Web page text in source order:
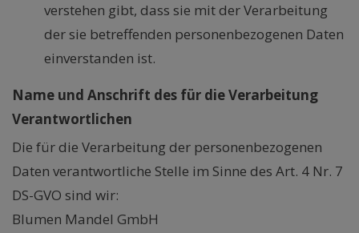
verstehen gibt, dass sie mit der Verarbeitung
der sie betreffenden personenbezogenen Daten
einverstanden ist.
Name und Anschrift des für die Verarbeitung
Verantwortlichen
Die für die Verarbeitung der personenbezogenen
Daten verantwortliche Stelle im Sinne des Art. 4 Nr. 7
DS-GVO sind wir:
Blumen Mandel GmbH